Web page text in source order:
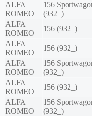
ALFA
ROMEO
156
(932_)
ALFA
ROMEO
156 (932_)
ALFA
ROMEO
156 (932_)
ALFA
ROMEO
156
(932_)
ALFA
ROMEO
156 (932_)
ALFA
ROMEO
156
(932_)